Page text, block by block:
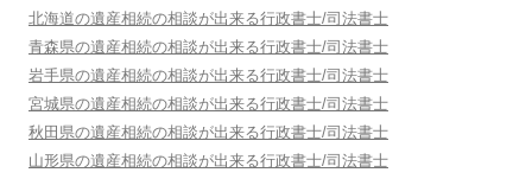
北海道の遺産相続の相談が出来る行政書士/司法書士
青森県の遺産相続の相談が出来る行政書士/司法書士
岩手県の遺産相続の相談が出来る行政書士/司法書士
宮城県の遺産相続の相談が出来る行政書士/司法書士
秋田県の遺産相続の相談が出来る行政書士/司法書士
山形県の遺産相続の相談が出来る行政書士/司法書士